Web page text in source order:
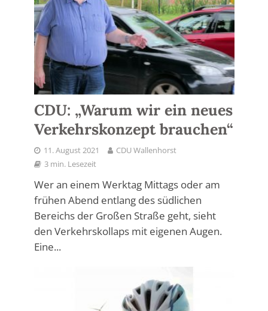
CDU: „Warum wir ein neues
Verkehrskonzept brauchen“
11. August 2021
CDU Wallenhorst
3 min. Lesezeit
Wer an einem Werktag Mittags oder am
frühen Abend entlang des südlichen
Bereichs der Großen Straße geht, sieht
den Verkehrskollaps mit eigenen Augen.
Eine...